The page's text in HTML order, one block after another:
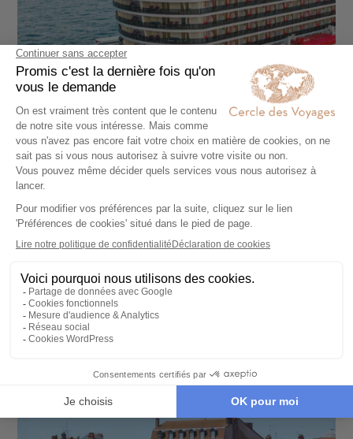
CROISIÈRE
La Méditerranée décontractée avec Virgin
Voyages
9 jours - À partir de2900 €/pers
Palma de Majorque - Barcelone